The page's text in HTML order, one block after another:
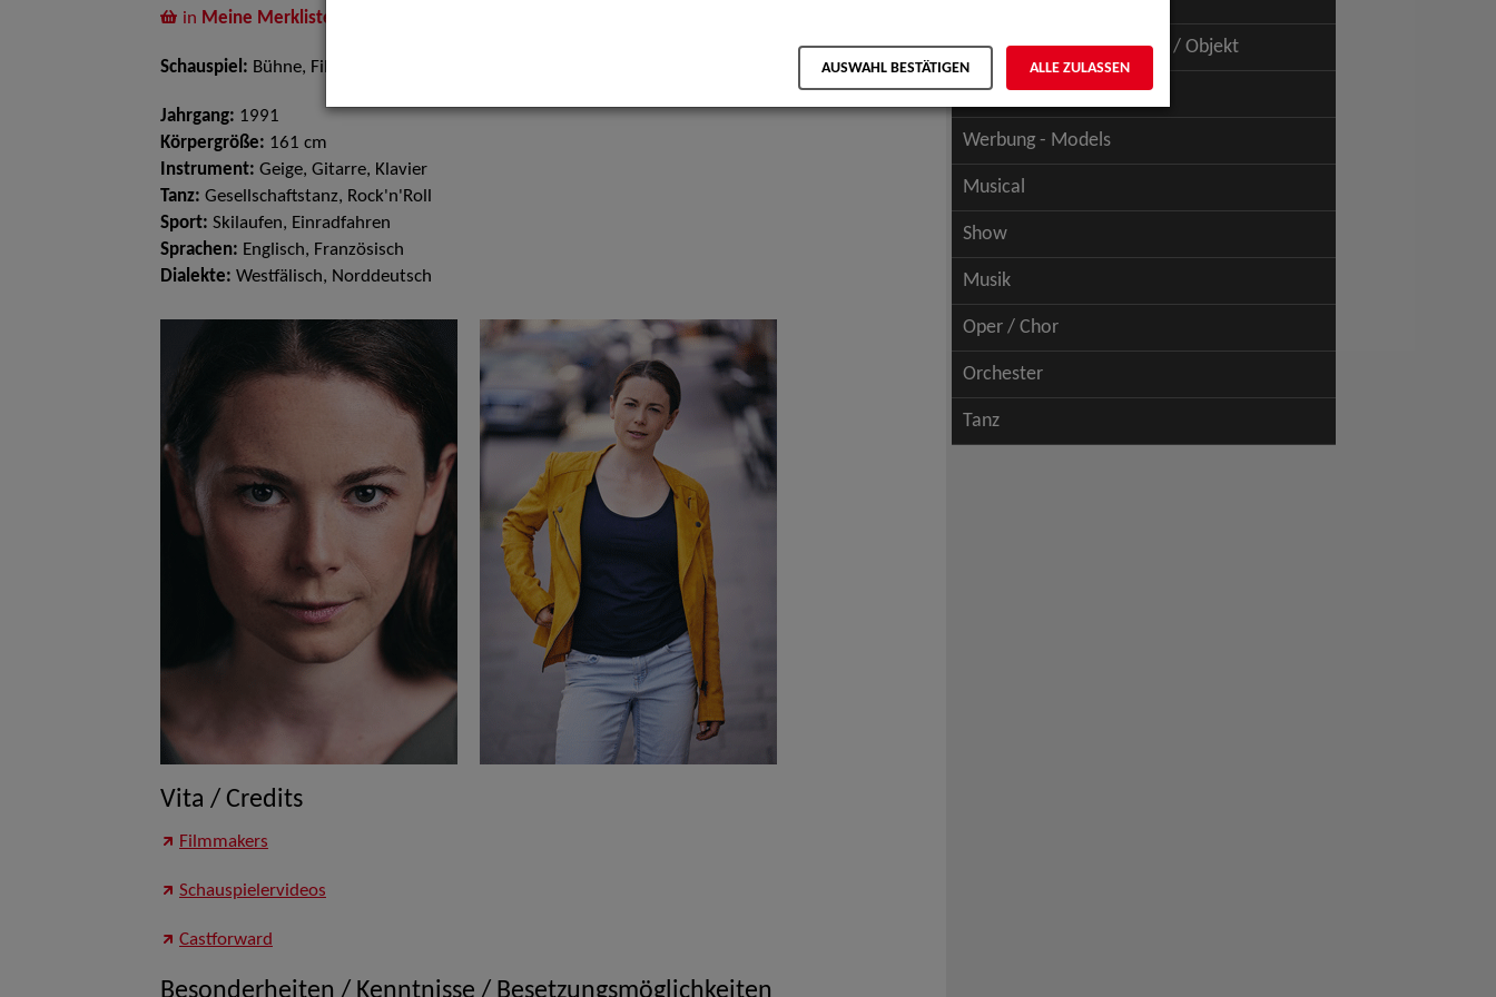
in Meine Merkliste
Schauspiel: Bühne, Film und TV
Jahrgang: 1991
Körpergröße: 161 cm
Instrument: Geige, Gitarre, Klavier
Tanz: Gesellschaftstanz, Rock'n'Roll
Sport: Skilaufen, Einradfahren
Sprachen: Englisch, Französisch
Dialekte: Westfälisch, Norddeutsch
Vita / Credits
Filmmakers
Schauspielervideos
Castforward
Besonderheiten / Kenntnisse / Besetzungsmöglichkeiten
Schauspiel - Figur / Puppe / Objekt
Werbung - Talents
Werbung - Models
Musical
Show
Musik
Oper / Chor
Orchester
Tanz
AUSWAHL BESTÄTIGEN ALLE ZULASSEN